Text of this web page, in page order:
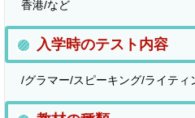
香港/など
入学時のテスト内容
/グラマー/スピーキング/ライティ